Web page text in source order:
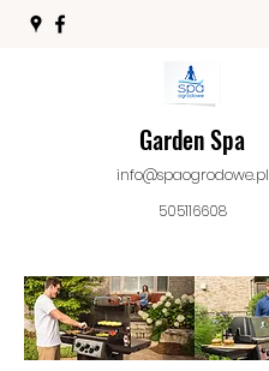
Garden Spa
info@spaogrodowe.pl
505116608